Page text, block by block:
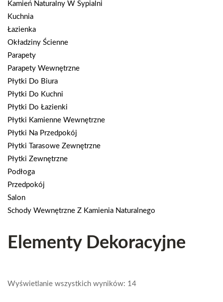
Kamień Naturalny W Sypialni
Kuchnia
Łazienka
Okładziny Ścienne
Parapety
Parapety Wewnętrzne
Płytki Do Biura
Płytki Do Kuchni
Płytki Do Łazienki
Płytki Kamienne Wewnętrzne
Płytki Na Przedpokój
Płytki Tarasowe Zewnętrzne
Płytki Zewnętrzne
Podłoga
Przedpokój
Salon
Schody Wewnętrzne Z Kamienia Naturalnego
Elementy Dekoracyjne
Wyświetlanie wszystkich wyników: 14